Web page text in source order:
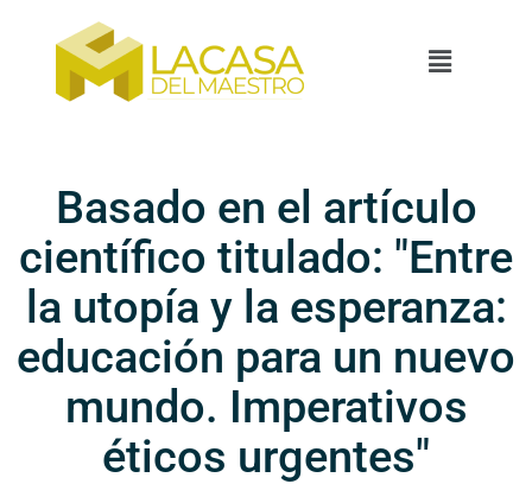
Basado en el artículo
científico titulado: "Entre
la utopía y la esperanza:
educación para un nuevo
mundo. Imperativos
éticos urgentes"